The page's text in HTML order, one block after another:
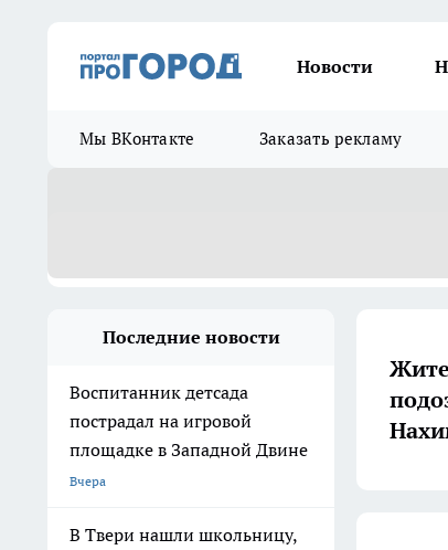
Новости
Мы ВКонтакте Заказать рекламу
Последние новости
Воспитанник детсада
пострадал на игровой
площадке в Западной Двине
Вчера
В Твери нашли школьницу,